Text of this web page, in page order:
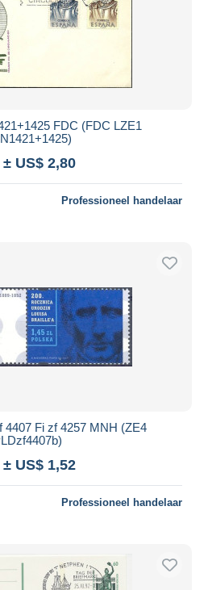
FDC (FDC LZE1
± US$ 2,80
Professioneel handelaar
4407 Fi zf 4257 MNH (ZE4
± US$ 1,52
Professioneel handelaar